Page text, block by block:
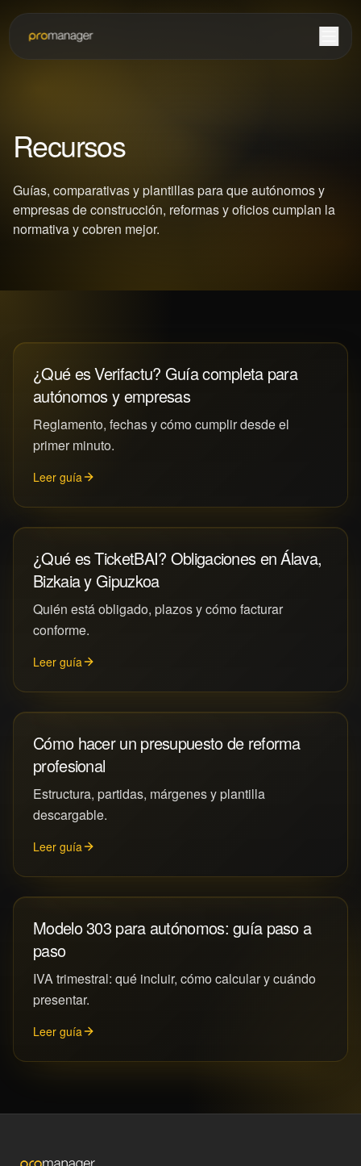
Recursos
Guías, comparativas y plantillas para que autónomos y
empresas de construcción, reformas y oficios cumplan la
normativa y cobren mejor.
¿Qué es Verifactu? Guía completa para
autónomos y empresas
Reglamento, fechas y cómo cumplir desde el
primer minuto.
Leer guía
¿Qué es TicketBAI? Obligaciones en Álava,
Bizkaia y Gipuzkoa
Quién está obligado, plazos y cómo facturar
conforme.
Leer guía
Cómo hacer un presupuesto de reforma
profesional
Estructura, partidas, márgenes y plantilla
descargable.
Leer guía
Modelo 303 para autónomos: guía paso a
paso
IVA trimestral: qué incluir, cómo calcular y cuándo
presentar.
Leer guía